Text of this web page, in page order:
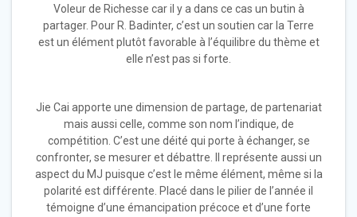
Voleur de Richesse car il y a dans ce cas un butin à
partager. Pour R. Badinter, c’est un soutien car la Terre
est un élément plutôt favorable à l’équilibre du thème et
elle n’est pas si forte.
Jie Cai apporte une dimension de partage, de partenariat
mais aussi celle, comme son nom l’indique, de
compétition. C’est une déité qui porte à échanger, se
confronter, se mesurer et débattre. Il représente aussi un
aspect du MJ puisque c’est le même élément, même si la
polarité est différente. Placé dans le pilier de l’année il
témoigne d’une émancipation précoce et d’une forte